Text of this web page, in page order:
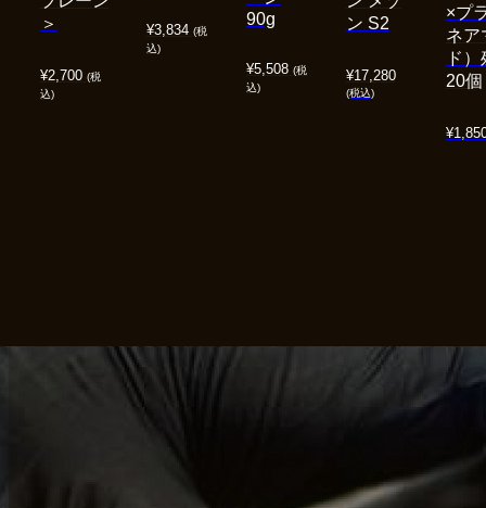
¥2,700 (税
込)
＞
¥3,834 (税
込)
¥5,508 (税
込)
90g
¥17,280
(税込)
ン S2
¥
×プ
ネア
ド
20個